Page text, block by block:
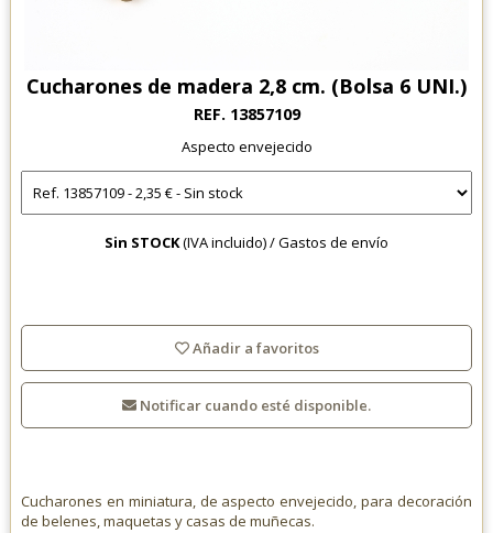
Cucharones de madera 2,8 cm. (Bolsa 6 UNI.)
REF. 13857109
Aspecto envejecido
Sin STOCK(IVA incluido) /Gastos de envío
Añadir a favoritos
Notificar cuando esté disponible.
Cucharones en miniatura, de aspecto envejecido, para decoración
de belenes, maquetas y casas de muñecas.